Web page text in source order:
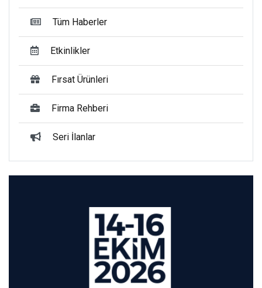
Tüm Haberler
Etkinlikler
Fırsat Ürünleri
Firma Rehberi
Seri İlanlar